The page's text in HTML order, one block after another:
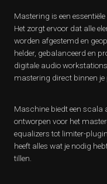
Mastering is een
Het zorgt ervoor dat alle
worden afgestemd en
helder, gebalanceerd en
digitale audio
mastering direct binnen je
Maschine biedt een scala
ontworpen voor het
equalizers tot limiter-
heeft alles wat je nodig
tillen.